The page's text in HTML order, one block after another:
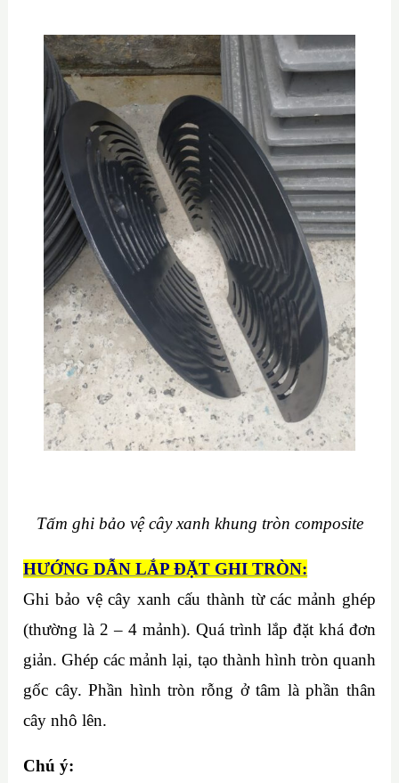
Tấm ghi bảo vệ cây xanh khung tròn composite
HƯỚNG DẪN LẮP ĐẶT GHI TRÒN:
Ghi bảo vệ cây xanh cấu thành từ các mảnh ghép
(thường là 2 – 4 mảnh). Quá trình lắp đặt khá đơn
giản. Ghép các mảnh lại, tạo thành hình tròn quanh
gốc cây. Phần hình tròn rỗng ở tâm là phần thân
cây nhô lên.
Chú ý: